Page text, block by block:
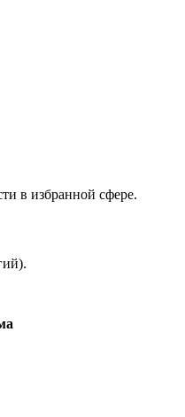
в избранной сфере.